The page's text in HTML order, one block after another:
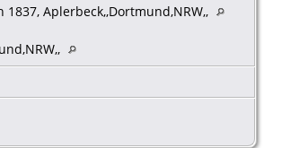
1837, Aplerbeck,,Dortmund,NRW,,